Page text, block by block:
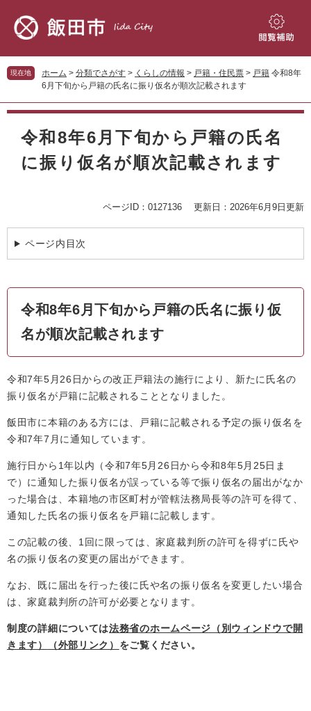
先
頭
す。
を
飛
し
閲
補
現在地 ホーム > 分類でさがす > くらしの情報 > 戸籍・住民票 > 戸籍 令和8年
6月下旬から戸籍の氏名に振り仮名が順次記載されます
本
令和8年6月下旬から戸籍の氏名
に振り仮名が順次記載されます
ページID：0127136 更新日：2026年6月9日更新
ページ内目次
令和8年6月下旬から戸籍の氏名に振り仮
名が順次記載されます
令和7年5月26日からの改正戸籍法の施行により、新たに氏名の
振り仮名が戸籍に記載されることとなりました。
飯田市に本籍のある方には、戸籍に記載される予定の振り仮名を
令和7年7月に通知しています。
施行日から1年以内（令和7年5月26日から令和8年5月25日ま
で）に通知した振り仮名が誤っている等で振り仮名の届出がなか
った場合は、本籍地の市区町村が管轄法務局長等の許可を得て、
通知した氏名の振り仮名を戸籍に記載します。
この記載の後、1回に限っては、家庭裁判所の許可を得ずに氏や
名の振り仮名の変更の届出ができます。
なお、既に届出を行った後に氏や名の振り仮名を変更したい場合
は、家庭裁判所の許可が必要となります。
制度の詳細については法務省のホームページ（別ウィンドウで開
きます）
（外部リンク） をご覧ください。